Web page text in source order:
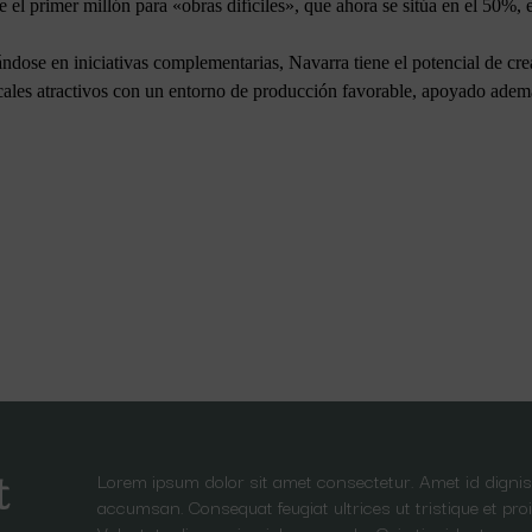
primer millón para «obras difíciles», que ahora se sitúa en el 50%,
en iniciativas complementarias, Navarra tiene el potencial de
atractivos con un entorno de producción favorable, apoyado
Lorem ipsum dolor sit amet consectetur. Amet id
accumsan. Consequat feugiat ultrices ut tristique et